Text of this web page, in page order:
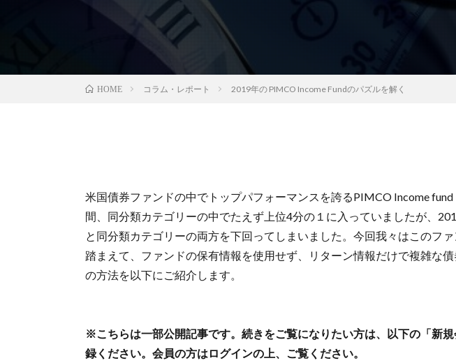
HOME コラム・レポート 2019年の PIMCO Income Fundのパズルを解く
米国債券ファンドの中でトップパフォーマンスを誇るPIMCO Income
間、同分類カテゴリーの中でたえず上位4分の１に入っていましたが、
と同分類カテゴリーの両方を下回ってしまいました。今回我々はこのフ
踏まえて、ファンドの保有情報を使用せず、リターン情報だけで複雑な
の方法を以下にご紹介します。
※こちらは一部公開記事です。続きをご覧になりたい方は、以下の「新
録ください。会員の方はログインの上、ご覧ください。